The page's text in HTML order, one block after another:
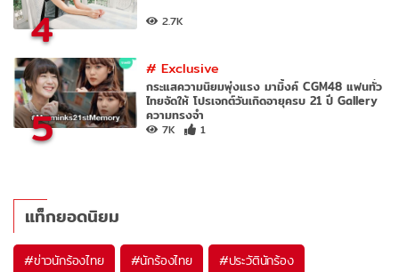
4 2.7K
5
#Exclusive
กระแสความนิยมพุ่งแรง มามิ้งค์ CGM48 แฟนทั่ว
ไทยจัดให้ โปรเจกต์วันเกิดอายุครบ 21 ปี Gallery
ความทรงจำ
7K 1
แท็กยอดนิยม
#ข่าวนักร้องไทย #นักร้องไทย #ประวัตินักร้อง